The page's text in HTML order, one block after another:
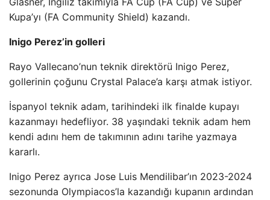
Kupa’yı (FA Community Shield) kazandı.
Inigo Perez’in golleri
Rayo Vallecano’nun teknik direktörü Inigo Perez,
gollerinin çoğunu Crystal Palace’a karşı atmak istiyor.
İspanyol teknik adam, tarihindeki ilk finalde kupayı
kazanmayı hedefliyor. 38 yaşındaki teknik adam hem
kendi adını hem de takımının adını tarihe yazmaya
kararlı.
Inigo Perez ayrıca Jose Luis Mendilibar’ın 2023-2024
sezonunda Olympiacos’la kazandığı kupanın ardından